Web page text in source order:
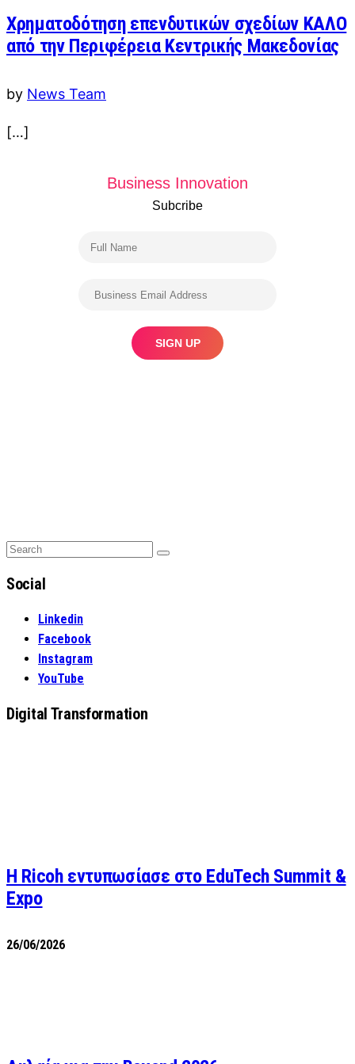
Χρηματοδότηση επενδυτικών σχεδίων ΚΑΛΟ
από την Περιφέρεια Κεντρικής Μακεδονίας
by News Team
[…]
Business Innovation
Subcribe
Search
Search
Social
Linkedin
Facebook
Instagram
YouTube
Digital Transformation
Η Ricoh εντυπωσίασε στο EduTech Summit &
Expo
26/06/2026